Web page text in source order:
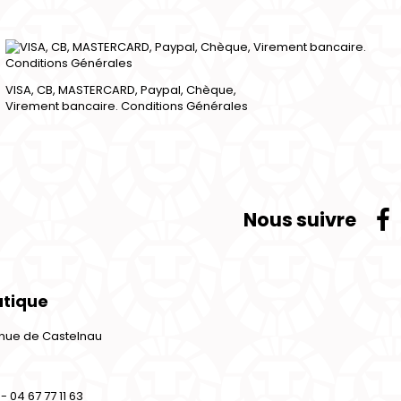
VISA, CB, MASTERCARD, Paypal, Chèque,
Virement bancaire. Conditions Générales
Nous suivre
de Castelnau
04 67 77 11 63